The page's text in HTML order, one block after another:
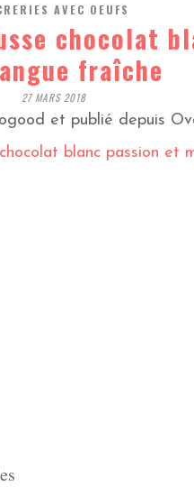
AVEC OEUFS
chocolat
fraîche
27 MARS 2018
et publié depuis